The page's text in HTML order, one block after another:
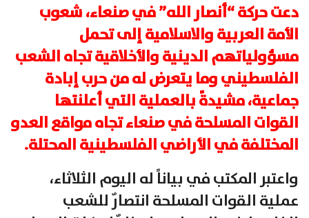
دعت حركة “أنصار الله” في صنعاء، شعوب
الأمة العربية والاسلامية إلى تحمل
مسؤولياتهم الدينية والأخلاقية تجاه الشعب
الفلسطيني وما يتعرض له من حرب إبادة
جماعية، مشيدةً بالعملية التي أعلنتها
القوات المسلحة في صنعاء تجاه مواقع العدو
المختلفة في الأراضي الفلسطينية المحتلة.
واعتبر المكتب في بياناً له اليوم الثلاثاء،
عملية القوات المسلحة انتصارٌ للشعب